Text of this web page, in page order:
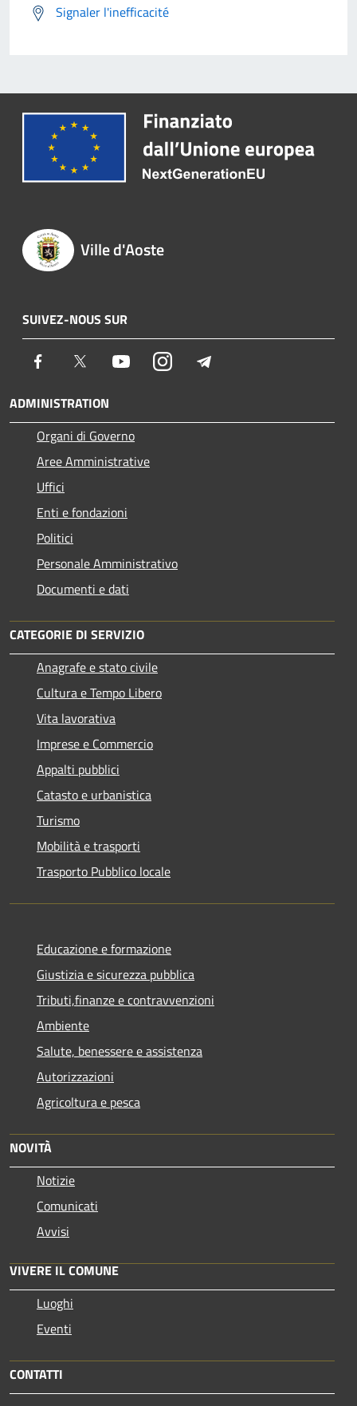
Signaler l'inefficacité
Ville d'Aoste
SUIVEZ-NOUS SUR
Facebook Twitter YoutubeInstagram
ADMINISTRATION
Organi di Governo
Aree Amministrative
Uffici
Enti e fondazioni
Politici
Personale Amministrativo
Documenti e dati
CATEGORIE DI SERVIZIO
Anagrafe e stato civile
Cultura e Tempo Libero
Vita lavorativa
Imprese e Commercio
Appalti pubblici
Catasto e urbanistica
Turismo
Mobilità e trasporti
Trasporto Pubblico locale
Educazione e formazione
Giustizia e sicurezza pubblica
Tributi,finanze e contravvenzioni
Ambiente
Salute, benessere e assistenza
Autorizzazioni
Agricoltura e pesca
NOVITÀ
Notizie
Comunicati
Avvisi
VIVERE IL COMUNE
Luoghi
Eventi
CONTATTI